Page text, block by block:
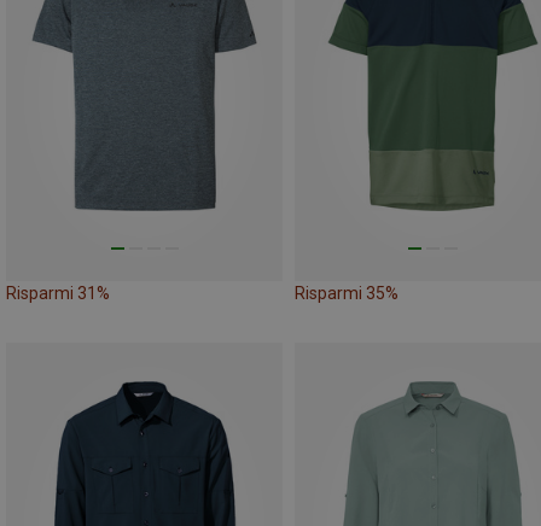
Risparmi 31% Risparmi 35%